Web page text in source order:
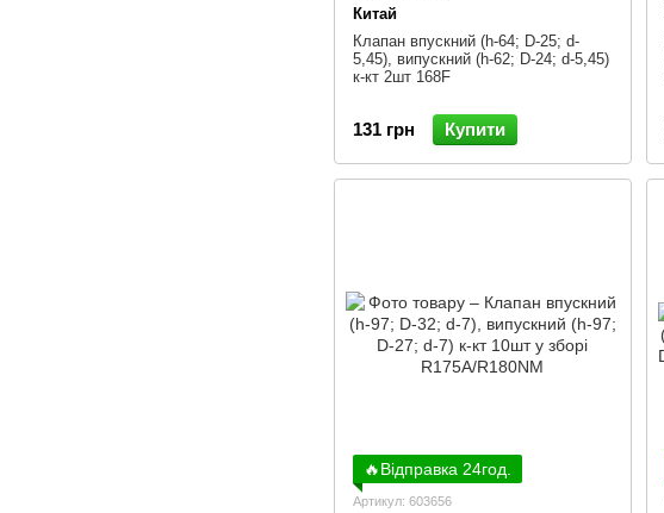
Китай
Клапан впускний (h-64; D-25; d-
5,45), випускний (h-62; D-24; d-5,45)
к-кт 2шт 168F
131 грн Купити
🔥Відправка 24год.
Артикул: 603656